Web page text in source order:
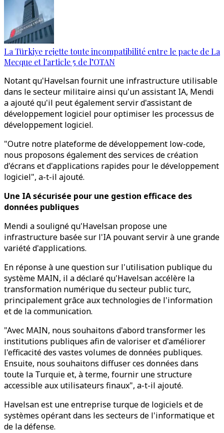
La Türkiye rejette toute incompatibilité entre le pacte de La
Mecque et l'article 5 de l’OTAN
Notant qu'Havelsan fournit une infrastructure utilisable
dans le secteur militaire ainsi qu'un assistant IA, Mendi
a ajouté qu'il peut également servir d'assistant de
développement logiciel pour optimiser les processus de
développement logiciel.
"Outre notre plateforme de développement low-code,
nous proposons également des services de création
d'écrans et d'applications rapides pour le développement
logiciel", a-t-il ajouté.
Une IA sécurisée pour une gestion efficace des
données publiques
Mendi a souligné qu'Havelsan propose une
infrastructure basée sur l'IA pouvant servir à une grande
variété d'applications.
En réponse à une question sur l'utilisation publique du
système MAIN, il a déclaré qu'Havelsan accélère la
transformation numérique du secteur public turc,
principalement grâce aux technologies de l'information
et de la communication.
"Avec MAIN, nous souhaitons d'abord transformer les
institutions publiques afin de valoriser et d'améliorer
l'efficacité des vastes volumes de données publiques.
Ensuite, nous souhaitons diffuser ces données dans
toute la Turquie et, à terme, fournir une structure
accessible aux utilisateurs finaux", a-t-il ajouté.
Havelsan est une entreprise turque de logiciels et de
systèmes opérant dans les secteurs de l'informatique et
de la défense.